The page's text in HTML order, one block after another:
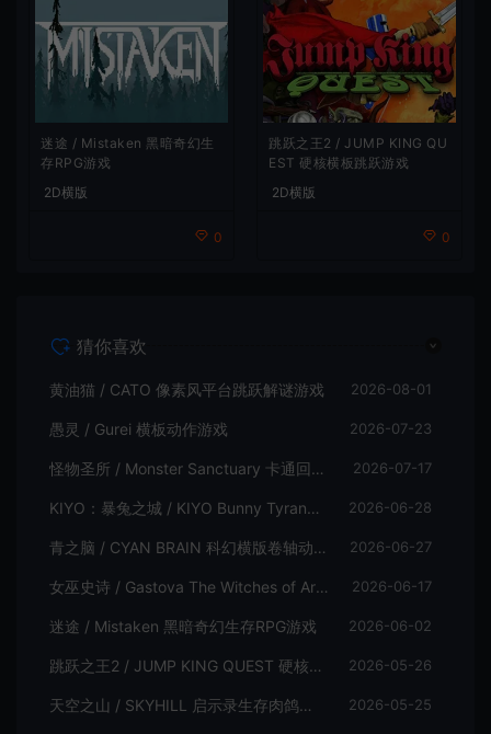
迷途 / Mistaken 黑暗奇幻生
存RPG游戏
2D横版
0
跳跃之王2 / JUMP KING QU
EST 硬核横板跳跃游戏
2D横版
0
猜你喜欢
黄油猫 / CATO 像素风平台跳跃解谜游戏 2026-08-01
愚灵 / Gurei 横板动作游戏 2026-07-23
怪物圣所 / Monster Sanctuary 卡通回合制横板动作游戏 2026-07-17
KIYO：暴兔之城 / KIYO Bunny Tyranny 潜行动作游戏 2026-06-28
青之脑 / CYAN BRAIN 科幻横版卷轴动作游戏 2026-06-27
女巫史诗 / Gastova The Witches of Arkana 类银河恶魔城动作游戏 2026-06-17
迷途 / Mistaken 黑暗奇幻生存RPG游戏 2026-06-02
跳跃之王2 / JUMP KING QUEST 硬核横板跳跃游戏 2026-05-26
天空之山 / SKYHILL 启示录生存肉鸽游戏 2026-05-25